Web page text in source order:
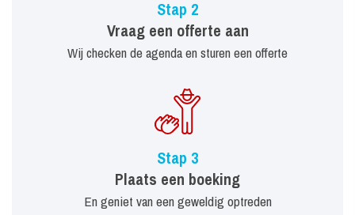
Stap 2
Vraag een offerte aan
Wij checken de agenda en sturen een offerte
Stap 3
Plaats een boeking
En geniet van een geweldig optreden